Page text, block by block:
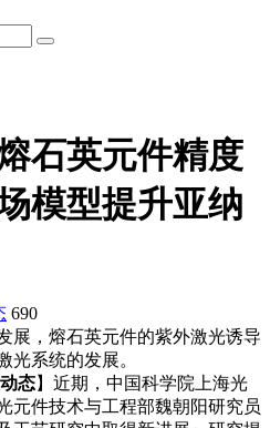
石英元件精度
模型提升亚纳
690
展，熔石英元件的紫外激光诱导
光系统的发展。
态】近期，中国科学院上海光
元件技术与工程部魏朝阳研究员